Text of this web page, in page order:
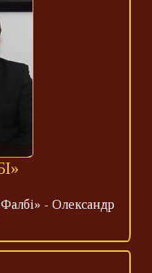
- Олександр